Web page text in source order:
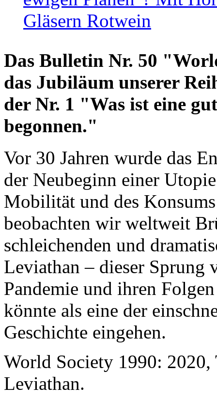
Gläsern Rotwein
Das Bulletin Nr. 50
das Jubiläum unserer
der Nr. 1 "Was ist eine
begonnen."
Vor 30 Jahren wurde das
der Neubeginn einer
Mobilität und des
beobachten wir weltweit
schleichenden und
Leviathan – dieser Sprung
Pandemie und ihren
könnte als eine der
Geschichte eingehen.
World Society 1990: 2020,
Leviathan.